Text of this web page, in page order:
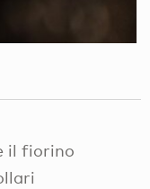
il fiorino